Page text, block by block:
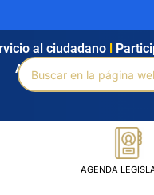
Agendamiento Intranet
al ciudadano
Buscar
por:
AGENDA